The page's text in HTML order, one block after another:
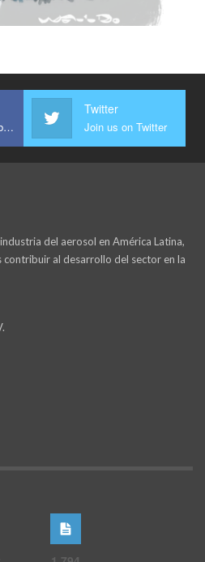
Join us on Facebook
Twitter
Join us on Twitter
del aerosol en América Latina,
al desarrollo del sector en la